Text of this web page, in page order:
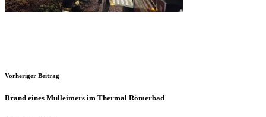
Vorheriger Beitrag
Brand eines Mülleimers im Thermal Römerbad